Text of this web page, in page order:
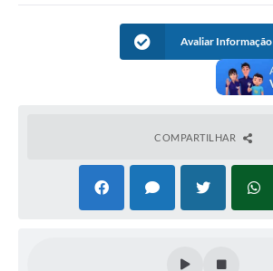
Avaliar Informação
COMPARTILHAR